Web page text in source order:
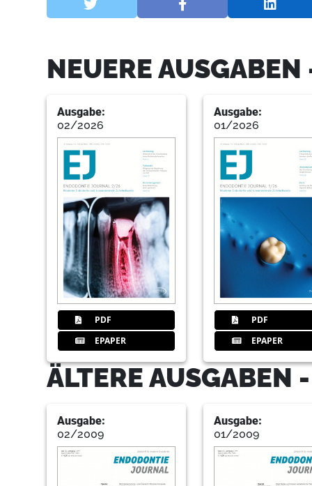
NEUERE
Ausgabe:
02/2026
PDF
EPAPER
Ausgabe:
01/2026
PDF
EPAPER
ÄLTERE AUSGABEN
Ausgabe:
02/2009
Ausgabe:
01/2009